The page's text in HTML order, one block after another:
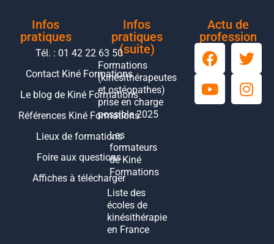
Infos
pratiques
Tél. : 01 42 22 63 50
Contact Kiné Formations
Le blog de Kiné Formations
Références Kiné Formations
Lieux de formations
Foire aux questions
Affiches à télécharger
Infos
pratiques
(suite)
Formations
(kinésithérapeutes
et ostéopathes)
prise en charge
possible 2025
Les
formateurs
de Kiné
Formations
Liste des
écoles de
kinésithérapie
en France
Actu de
profession